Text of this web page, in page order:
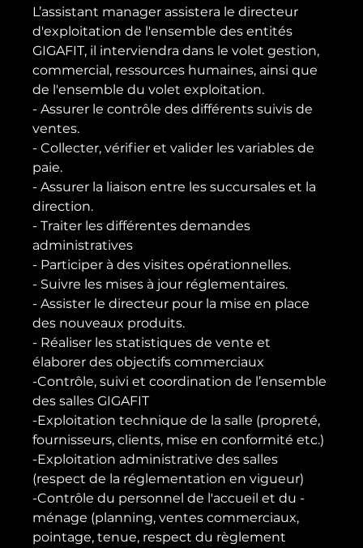
L’assistant manager assistera le directeur
d'exploitation de l'ensemble des entités
GIGAFIT, il interviendra dans le volet gestion,
commercial, ressources humaines, ainsi que
de l'ensemble du volet exploitation.
- Assurer le contrôle des différents suivis de
ventes.
- Collecter, vérifier et valider les variables de
paie.
- Assurer la liaison entre les succursales et la
direction.
- Traiter les différentes demandes
administratives
- Participer à des visites opérationnelles.
- Suivre les mises à jour réglementaires.
- Assister le directeur pour la mise en place
des nouveaux produits.
- Réaliser les statistiques de vente et
élaborer des objectifs commerciaux
-Contrôle, suivi et coordination de l’ensemble
des salles GIGAFIT
-Exploitation technique de la salle (propreté,
fournisseurs, clients, mise en conformité etc.)
-Exploitation administrative des salles
(respect de la réglementation en vigueur)
-Contrôle du personnel de l'accueil et du -
ménage (planning, ventes commerciaux,
pointage, tenue, respect du règlement